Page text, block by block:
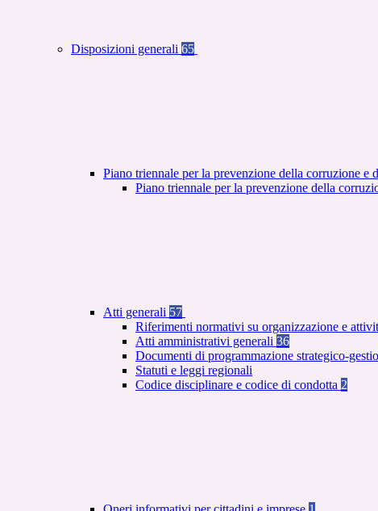
Disposizioni generali 65
Piano triennale per la prevenzione della corruzione e
Piano triennale per la prevenzione della
Atti generali 57
Riferimenti normativi su organizzazione e
Atti amministrativi generali 36
Documenti di programmazione strategico-
Statuti e leggi regionali
Codice disciplinare e codice di condotta 2